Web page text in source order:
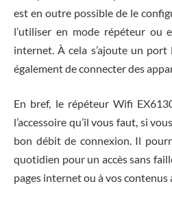
est en outre possible de le
l’utiliser en mode répéteur ou
internet. À cela s’ajoute un
également de connecter des
En bref, le répéteur Wifi
l’accessoire qu’il vous faut, si
bon débit de connexion. Il
quotidien pour un accès sans
pages internet ou à vos contenus